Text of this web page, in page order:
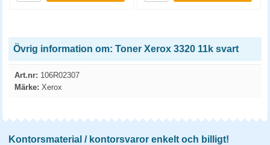
Övrig information om: Toner Xerox 3320 11k svart
Art.nr: 106R02307
Märke: Xerox
Kontorsmaterial / kontorsvaror enkelt och billigt!